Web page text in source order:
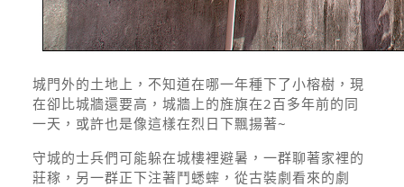
城門外的土地上，不知道在哪一年種下了小榕樹，現
在卻比城牆還要高，城牆上的旌旗在2百多年前的同
一天，或許也是像這樣在烈日下飄揚著~
守城的士兵們可能躲在城樓裡避暑，一群聊著家裡的
莊稼，另一群正下注著鬥蟋蟀，從古裝劇看來的劇